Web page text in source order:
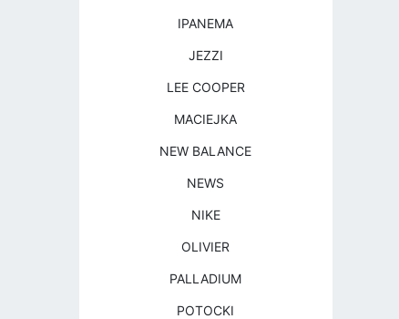
IPANEMA
JEZZI
LEE COOPER
MACIEJKA
NEW BALANCE
NEWS
NIKE
OLIVIER
PALLADIUM
POTOCKI